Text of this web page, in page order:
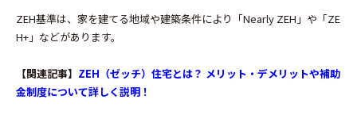
ZEH基準は、家を建てる地域や建築条件により「Nearly ZEH」や「ZE
H+」などがあります。
【関連記事】 ZEH（ゼッチ）住宅とは？ メリット・デメリットや補助
金制度について詳しく説明！